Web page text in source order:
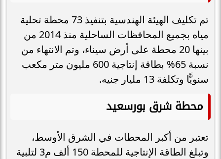
تم تكليف الهيئة الهندسية بتنفيذ 73 محطة تحلية
مياه بجميع المحافظات الساحلية منذ 2014 من
بينها 20 محطة على أرض سيناء، وتم الانتهاء من
نسبة 65% بطاقة إنتاجية 600 مليون متر مكعب
سنويًّا وتكلفة 13 مليار جنيه.
محطة شرق بورسعيد
تعتبر من أكبر المحطات في الشرق الأوسط،
وتبلغ الطاقة الإنتاجية للمحطة 150 ألف م3 لتلبية